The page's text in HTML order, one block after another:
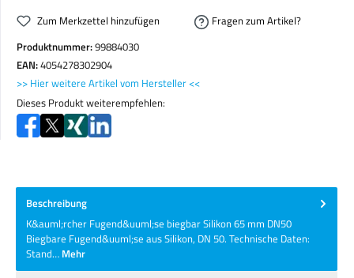
Zum Merkzettel hinzufügen
Fragen zum Artikel?
Produktnummer:99884030
EAN:4054278302904
>> Hier weitere Artikel vom Hersteller <<
Dieses Produkt weiterempfehlen:
Beschreibung
K&auml;rcher Fugend&uuml;se biegbar Silikon 65 mm DN50
Biegbare Fugend&uuml;se aus Silikon, DN 50. Technische Daten:
Stand… Mehr